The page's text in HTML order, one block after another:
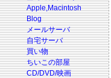
Apple,Macintosh
Blog
メールサーバ
自宅サーバ
買い物
ちいこの部屋
CD/DVD/映画